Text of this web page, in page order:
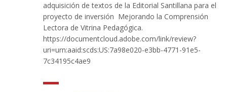
adquisición de textos de la Editorial Santillana para el
proyecto de inversión Mejorando la Comprensión
Lectora de Vitrina Pedagógica.
https://documentcloud.adobe.com/link/review?
uri=urn:aaid:scds:US:7a98e020-e3bb-4771-91e5-
7c34195c4ae9